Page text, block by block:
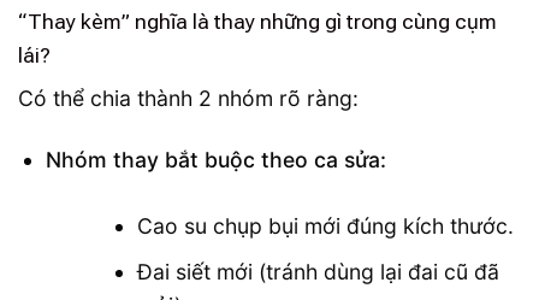
“Thay kèm” nghĩa là thay những gì trong cùng cụm
lái?
Có thể chia thành 2 nhóm rõ ràng:
Nhóm thay bắt buộc theo ca sửa:
Cao su chụp bụi mới đúng kích thước.
Đai siết mới (tránh dùng lại đai cũ đã